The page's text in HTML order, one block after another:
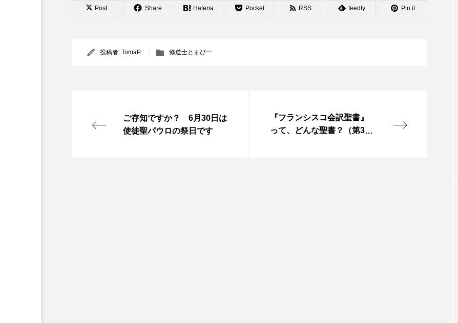
Post Share Hatena Pocket RSS feedly Pin it
投稿者: TomaP 修道士とまぴー
ご存知ですか？ 6月30日は
使徒聖パウロの祭日です
『フランシスコ会訳聖書』
って、どんな聖書？（第30
カトリック入門
第223回 いさおし【動画で学ぶ】※レジュ
これってどんな種？
引き合わせるという種 年間第2主日（ヨ